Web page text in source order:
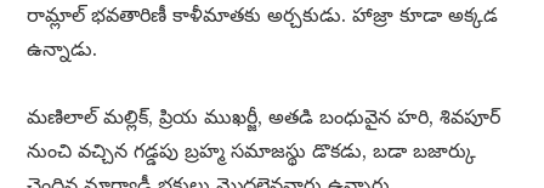
రామ్లాల్ భవతారిణీ కాళీమాతకు అర్చకుడు. హాజ్రా కూడా అక్కడ
ఉన్నాడు.
మణిలాల్ మల్లిక్, ప్రియ ముఖర్జీ, అతడి బంధువైన హరి, శివపూర్
నుంచి వచ్చిన గడ్డపు బ్రహ్మ సమాజస్థు డొకడు, బడా బజార్కు